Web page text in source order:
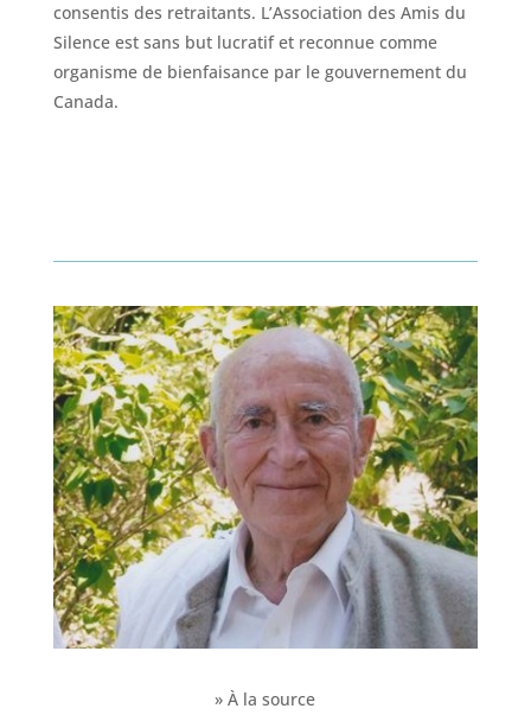
consentis des retraitants. L’Association des Amis du
Silence est sans but lucratif et reconnue comme
organisme de bienfaisance par le gouvernement du
Canada.
» À la source